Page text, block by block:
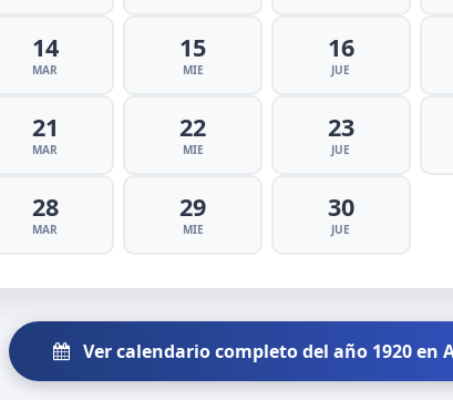
14
MAR
15
MIE
16
JUE
21
MAR
22
MIE
23
JUE
28
MAR
29
MIE
30
JUE
Ver calendario completo del año 1920 en